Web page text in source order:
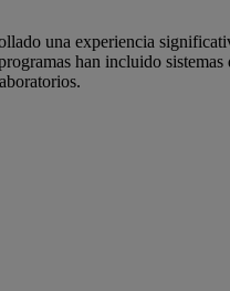
una experiencia
han incluido